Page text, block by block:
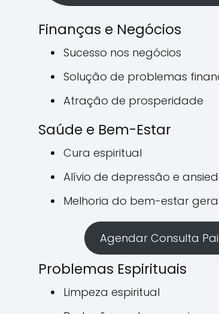
Finanças e Negócios
Sucesso nos negócios
Solução de problemas
Atração de prosperidade
Saúde e Bem-Estar
Cura espiritual
Alívio de depressão e
Melhoria do bem-estar
Agendar Consulta
Problemas Espirituais
Limpeza espiritual